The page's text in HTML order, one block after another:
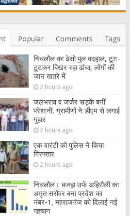
Popular Comments Tags
निचलौल का ढेसो पुल बदहाल, टूट-
टूटकर बिखर रहा ढांचा, लोगों की
जान खतरे में
2 hours ago
जलभराव व जर्जर सड़कें बनीं
परेशानी, ग्रामीणों ने डीएम से लगाई
गुहार
2 hours ago
एक वारंटी को पुलिस ने किया
गिरफ्तार
2 hours ago
निचलौल। बजहा उर्फ अहिरौली का
अमृत सरोवर बना प्रदेश का
नंबर-1, महराजगंज को दिलाई नई
पहचान